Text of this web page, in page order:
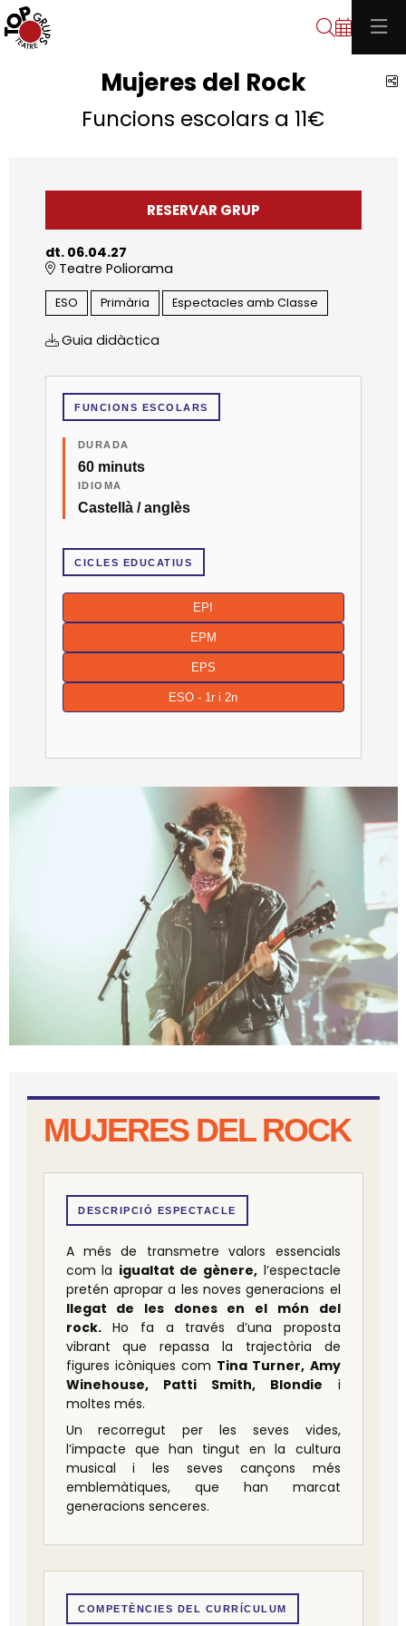
Cerca
Mujeres del Rock
Funcions escolars a 11€
RESERVAR GRUP
dt. 06.04.27
Teatre Poliorama
ESO Primària Espectacles amb Classe
Guia didàctica
FUNCIONS ESCOLARS
DURADA
60 minuts
IDIOMA
Castellà / anglès
CICLES EDUCATIUS
EPI
EPM
EPS
ESO - 1r i 2n
MUJERES DEL ROCK
DESCRIPCIÓ ESPECTACLE
A més de transmetre valors essencials
com la igualtat de gènere,l’espectacle
pretén apropar a les noves generacions el
llegat de les dones en el món del
rock.Ho fa a través d’una proposta
vibrant que repassa la trajectòria de
figures icòniques com Tina Turner, Amy
Winehouse, Patti Smith, Blondie i
moltes més.
Un recorregut per les seves vides,
l’impacte que han tingut en la cultura
musical i les seves cançons més
emblemàtiques, que han marcat
generacions senceres.
COMPETÈNCIES DEL CURRÍCULUM